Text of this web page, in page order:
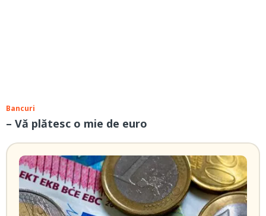
Bancuri
– Vă plătesc o mie de euro